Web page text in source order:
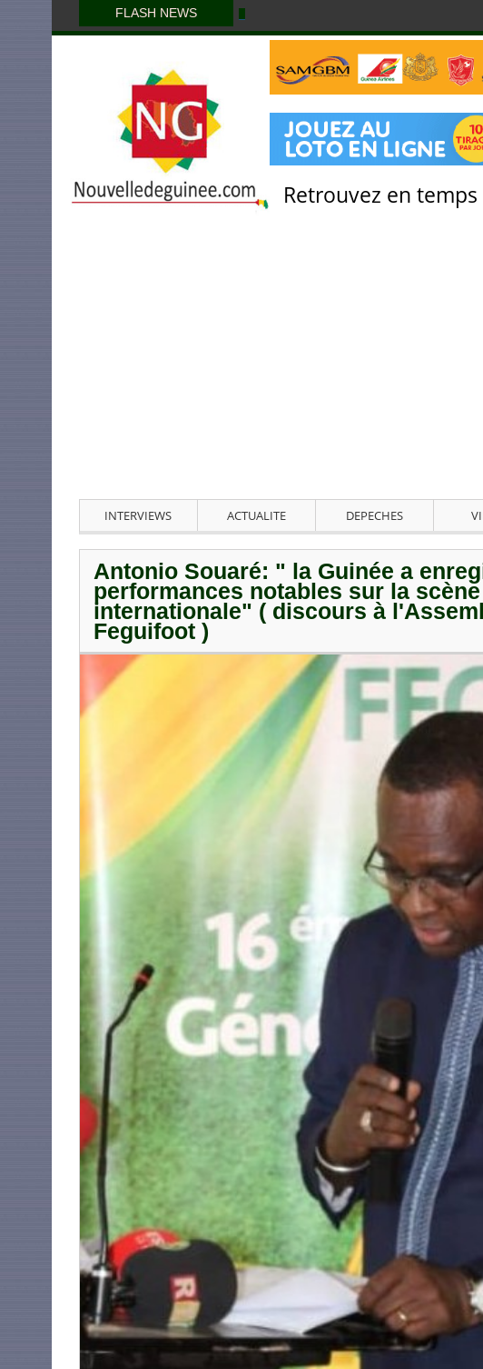
FLASH NEWS
Retrouvez en
INTERVIEWS ACTUALITE DEPECHES
Antonio Souaré: " la Guinée a
performances notables sur la
internationale" ( discours à
Feguifoot )